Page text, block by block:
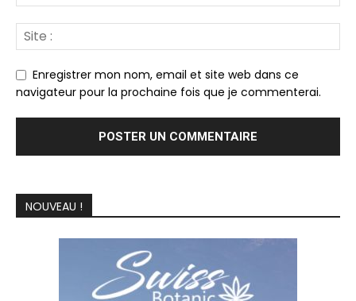
Enregistrer mon nom, email et site web dans ce
navigateur pour la prochaine fois que je commenterai.
NOUVEAU !